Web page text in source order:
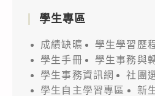
學生專區
成績缺曠
學生學習歷
學生手冊
學生事務與
學生事務資訊網
社團
學生自主學習專區
新